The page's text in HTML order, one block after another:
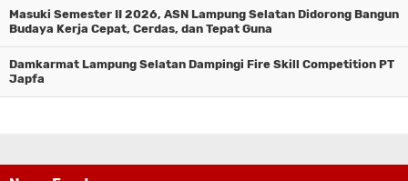
Masuki Semester II 2026, ASN Lampung Selatan Didorong Bangun
Budaya Kerja Cepat, Cerdas, dan Tepat Guna
Damkarmat Lampung Selatan Dampingi Fire Skill Competition PT
Japfa